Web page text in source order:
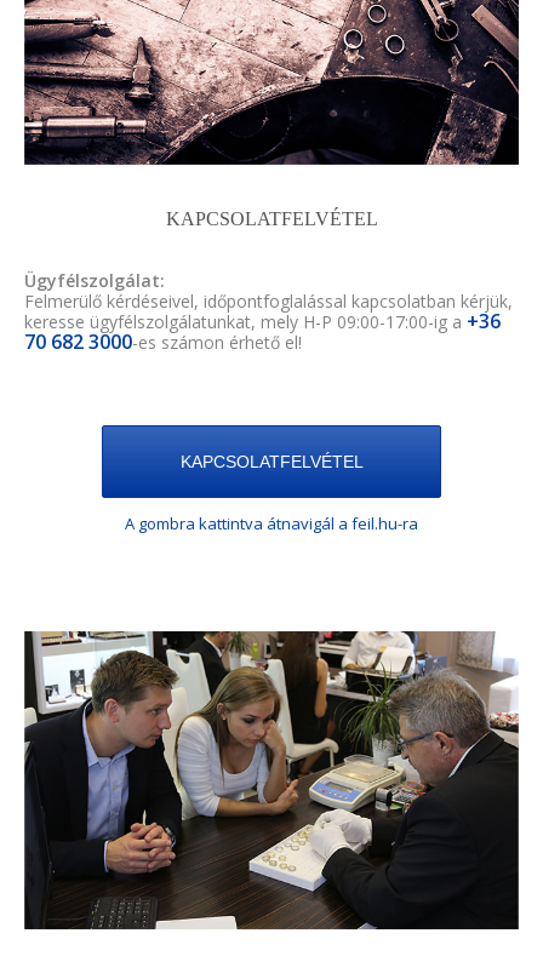
KAPCSOLATFELVÉTEL
Ügyfélszolgálat:
Felmerülő kérdéseivel, időpontfoglalással kapcsolatban kérjük,
keresse ügyfélszolgálatunkat, mely H-P 09:00-17:00-ig a +36
70 682 3000-es számon érhető el!
KAPCSOLATFELVÉTEL
A gombra kattintva átnavigál a feil.hu-ra